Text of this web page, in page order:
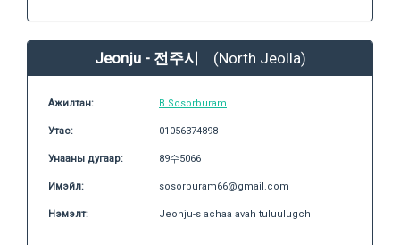
Jeonju - 전주시 (North Jeolla)
Ажилтан: B.Sosorburam
Утас: 01056374898
Унааны дугаар: 89수5066
Имэйл: sosorburam66@gmail.com
Нэмэлт: Jeonju-s achaa avah tuluulugch